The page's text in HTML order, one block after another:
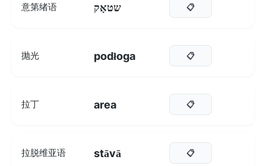
意第绪语 שטאָק 📋
抛光 podłoga 📋
拉丁 area 📋
拉脱维亚语 stāvā 📋